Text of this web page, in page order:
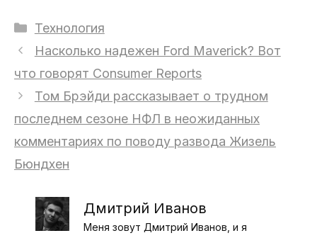
Рубрики
Технология
Насколько надежен Ford Maverick? Вот
что говорят Consumer Reports
Том Брэйди рассказывает о трудном
последнем сезоне НФЛ в неожиданных
комментариях по поводу развода Жизель
Бюндхен
Дмитрий Иванов
Меня зовут Дмитрий Иванов, и я